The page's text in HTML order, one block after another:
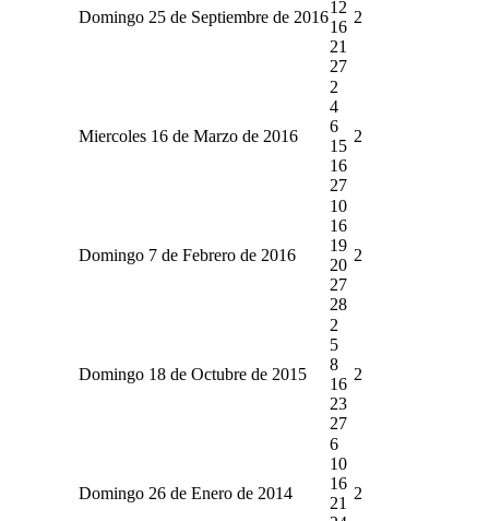
Domingo 25 de Septiembre de 2016
12
16
21
27
2
Miercoles 16 de Marzo de 2016
2
4
6
15
16
27
2
Domingo 7 de Febrero de 2016
10
16
19
20
27
28
2
Domingo 18 de Octubre de 2015
2
5
8
16
23
27
2
Domingo 26 de Enero de 2014
6
10
16
21
2